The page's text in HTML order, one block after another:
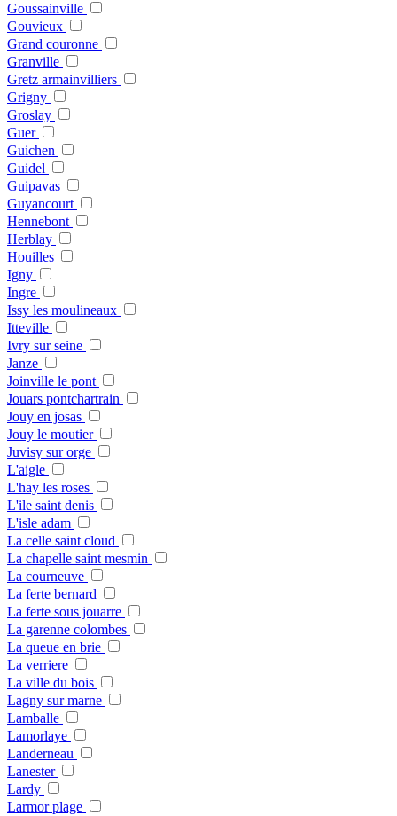
Goussainville
Gouvieux
Grand couronne
Granville
Gretz armainvilliers
Grigny
Groslay
Guer
Guichen
Guidel
Guipavas
Guyancourt
Hennebont
Herblay
Houilles
Igny
Ingre
Issy les moulineaux
Itteville
Ivry sur seine
Janze
Joinville le pont
Jouars pontchartrain
Jouy en josas
Jouy le moutier
Juvisy sur orge
L'aigle
L'hay les roses
L'ile saint denis
L'isle adam
La celle saint cloud
La chapelle saint mesmin
La courneuve
La ferte bernard
La ferte sous jouarre
La garenne colombes
La queue en brie
La verriere
La ville du bois
Lagny sur marne
Lamballe
Lamorlaye
Landerneau
Lanester
Lardy
Larmor plage